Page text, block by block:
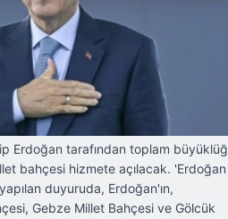
Erdoğan tarafından toplam
bahçesi hizmete açılacak. 'Erdoğan
duyuruda, Erdoğan'ın,
Gebze Millet Bahçesi ve Gölcük